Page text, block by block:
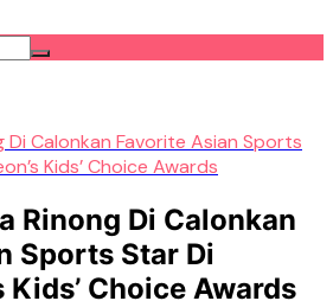
Di Calonkan Favorite Asian Sports
Kids’ Choice Awards
Rinong Di Calonkan
Sports Star Di
Kids’ Choice Awards